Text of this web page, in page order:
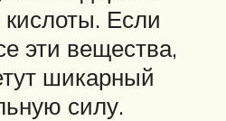
Если
эти вещества,
шикарный
силу.